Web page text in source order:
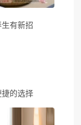
有新招
的选择